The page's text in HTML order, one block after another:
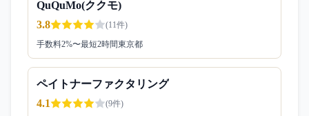
QuQuMo(ククモ)
3.8
(11件)
手数料2%〜最短2時間東京都
ペイトナーファクタリング
4.1
(9件)